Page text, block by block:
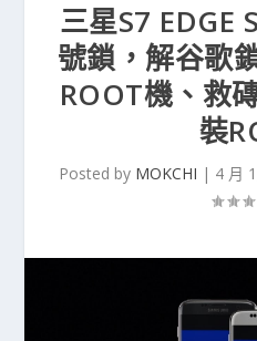
三星S7 EDGE
號鎖，解谷歌
ROOT機、救
裝
Posted by MOKCHI | 4 月